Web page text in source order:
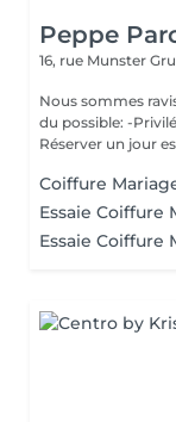
Peppe
16, rue Munster
Nous sommes ravis de
du possible: -
Réserver un jour
Coiffure
Essaie Coiffure
Essaie Coiffure